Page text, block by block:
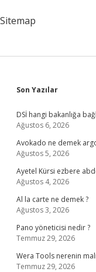
Sitemap
Sidebar
Son Yazılar
DSİ hangi bakanlığa
Ağustos 6, 2026
Avokado ne demek
Ağustos 5, 2026
Ayetel Kürsi ezbere
Ağustos 4, 2026
Al la carte ne demek ?
Ağustos 3, 2026
Pano yöneticisi nedir ?
Temmuz 29, 2026
Wera Tools nerenin
Temmuz 29, 2026